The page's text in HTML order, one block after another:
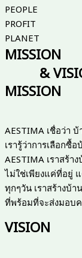
PEOPLE
PROFIT
PLANET
&
MISSION
AESTIMA เชื่อว่า
เรารู้ว่าการเลือก
AESTIMA เราสร้า
ไม่ใช่เพียงแค่ที่อยู่
ทุกๆวัน เราสร้างบ้า
ที่พร้อมที่จะส่งมอบ
VISION